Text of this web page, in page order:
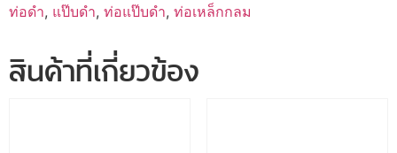
ท่อดำ, แป๊บดำ, ท่อแป๊บดำ, ท่อเหล็กกลม
สินค้าที่เกี่ยวข้อง